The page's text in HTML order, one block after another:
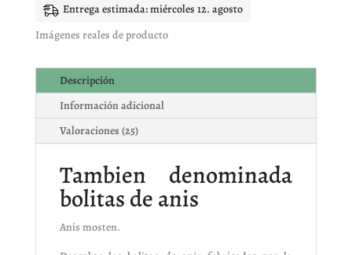
Entrega estimada: miércoles 12. agosto
Imágenes reales de producto
Descripción
Información adicional
Valoraciones (25)
Tambien denominada
bolitas de anis
Anís mosten.